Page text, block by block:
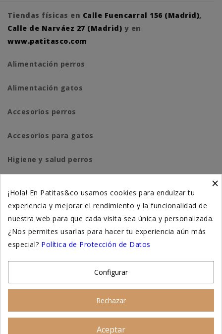
Tiendas físicas en Calle Fuencarral 156 (Madrid),
Calle de Narváez 27 (Madrid) y en
www.patitasco.com
Alimentación perros
Alimentación gatos
Accesorios perros
Accesorios para gatos
Higiene y salud perros
Suplementación natural
Otros
×
¡Hola! En Patitas&co usamos cookies para endulzar tu
experiencia y mejorar el rendimiento y la funcionalidad de
nuestra web para que cada visita sea única y personalizada.
¿Nos permites usarlas para hacer tu experiencia aún más
especial? Política de Protección de Datos
Configurar
Rechazar
Aceptar